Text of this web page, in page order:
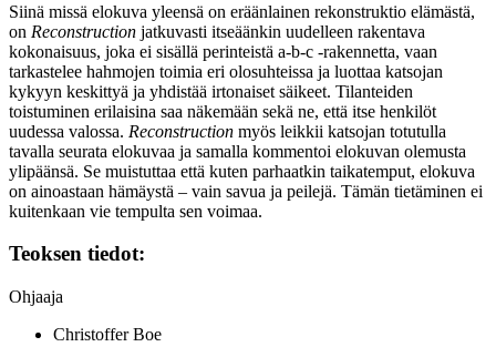
Siinä missä elokuva yleensä on eräänlainen rekonstruktio elämästä,
on Reconstruction jatkuvasti itseäänkin uudelleen rakentava
kokonaisuus, joka ei sisällä perinteistä a‑b‑c ‑rakennetta, vaan
tarkastelee hahmojen toimia eri olosuhteissa ja luottaa katsojan
kykyyn keskittyä ja yhdistää irtonaiset säikeet. Tilanteiden
toistuminen erilaisina saa näkemään sekä ne, että itse henkilöt
uudessa valossa. Reconstruction myös leikkii katsojan totutulla
tavalla seurata elokuvaa ja samalla kommentoi elokuvan olemusta
ylipäänsä. Se muistuttaa että kuten parhaatkin taikatemput, elokuva
on ainoastaan hämäystä – vain savua ja peilejä. Tämän tietäminen ei
kuitenkaan vie tempulta sen voimaa.
Teoksen tiedot:
Ohjaaja
Christoffer Boe